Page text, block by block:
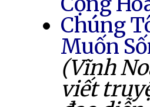
Chúng
Muốn
(Vĩnh
viết